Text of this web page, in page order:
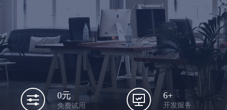
0元
免费试用
6+
开发服务